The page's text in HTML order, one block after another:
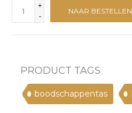
+
-
NAAR BESTELLEN
PRODUCT TAGS
boodschappentas